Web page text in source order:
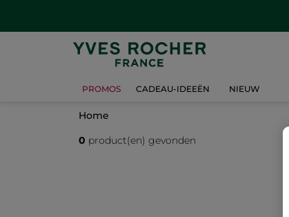
PROMOS CADEAU-IDEEËN NIEUW
Home
0 product(en) gevonden